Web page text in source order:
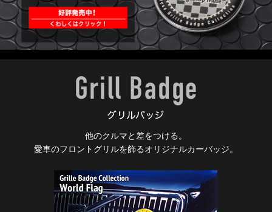
他のクルマと差をつける。
愛車のフロントグリルを飾るオリジナルカーバッジ。